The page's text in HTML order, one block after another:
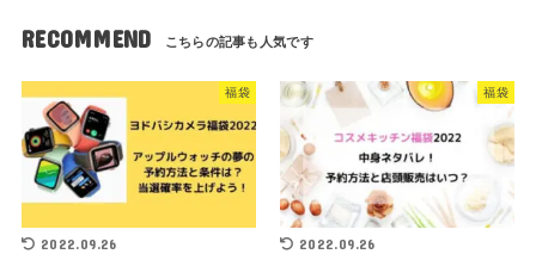
RECOMMEND
福袋
2022.09.26
福袋
2022.09.26